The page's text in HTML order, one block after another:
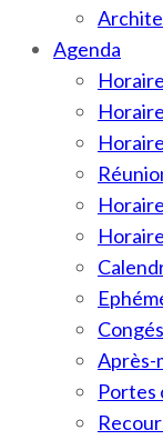
Agenda
Après-
Portes